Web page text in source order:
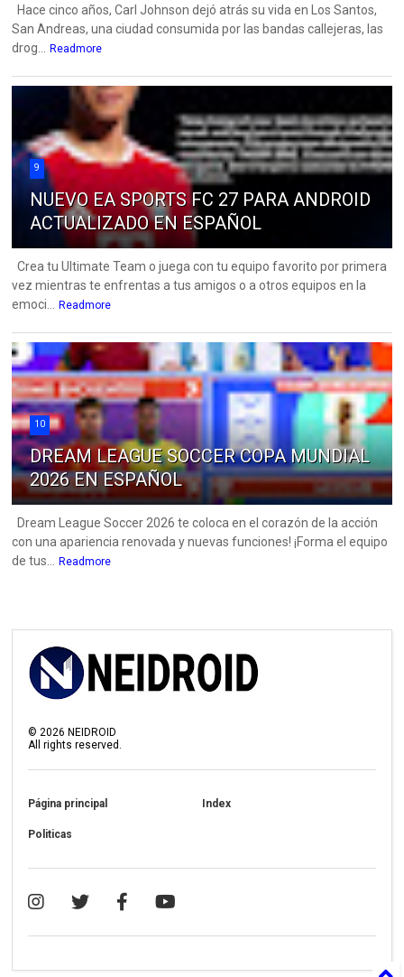
Hace cinco años, Carl Johnson dejó atrás su vida en Los Santos,
San Andreas, una ciudad consumida por las bandas callejeras, las
drog... Readmore
9
NUEVO EA SPORTS FC 27 PARA ANDROID
ACTUALIZADO EN ESPAÑOL
Crea tu Ultimate Team o juega con tu equipo favorito por primera
vez mientras te enfrentas a tus amigos o a otros equipos en la
emoci... Readmore
10
DREAM LEAGUE SOCCER COPA MUNDIAL
2026 EN ESPAÑOL
Dream League Soccer 2026 te coloca en el corazón de la acción
con una apariencia renovada y nuevas funciones! ¡Forma el equipo
de tus... Readmore
©2026 NEIDROID
All rights reserved.
Página principal Index
Politicas